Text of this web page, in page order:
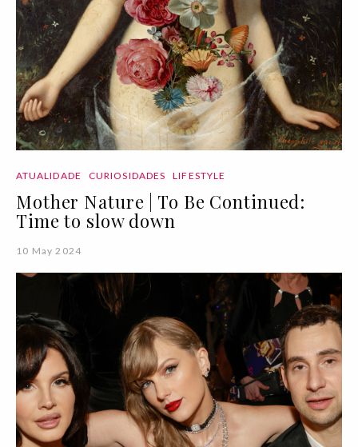
ATUALIDADE CURIOSIDADES LIFESTYLE
Mother Nature | To Be Continued:
Time to slow down
10 May 2024